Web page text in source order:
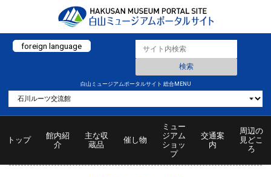
foreign language
白山ミュージアムポータルサイト 総合MENU
トップ
館内紹
介
主な収
蔵品
催し物
ミュー
ジアム
ショッ
プ
交通案
内
周辺の
見どこ
ろ